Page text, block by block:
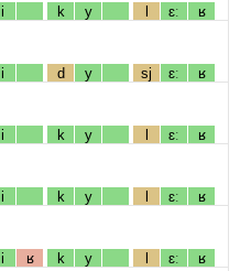
i k y l ɛː ʁ
i d y sj ɛː ʁ
i k y l ɛː ʁ
i k y l ɛː ʁ
i ʁ k y l ɛː ʁ